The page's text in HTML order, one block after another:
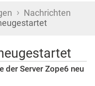
› Nachrichten
der Server Zope6 neu